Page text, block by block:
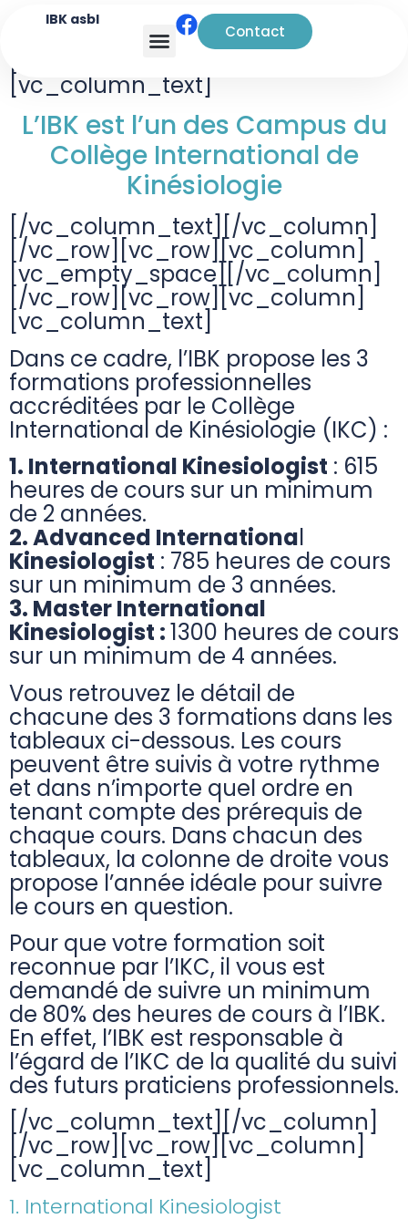
IBK asbl
Contact
[vc_row][vc_column]
[vc_column_text]
L’IBK est l’un des Campus du
Collège International de
Kinésiologie
[/vc_column_text][/vc_column]
[/vc_row][vc_row][vc_column]
[vc_empty_space][/vc_column]
[/vc_row][vc_row][vc_column]
[vc_column_text]
Dans ce cadre, l’IBK propose les 3
formations professionnelles
accréditées par le Collège
International de Kinésiologie (IKC) :
1. International Kinesiologist : 615
heures de cours sur un minimum
de 2 années.
2. Advanced International
Kinesiologist : 785 heures de cours
sur un minimum de 3 années.
3. Master International
Kinesiologist :1300 heures de cours
sur un minimum de 4 années.
Vous retrouvez le détail de
chacune des 3 formations dans les
tableaux ci-dessous. Les cours
peuvent être suivis à votre rythme
et dans n’importe quel ordre en
tenant compte des prérequis de
chaque cours. Dans chacun des
tableaux, la colonne de droite vous
propose l’année idéale pour suivre
le cours en question.
Pour que votre formation soit
reconnue par l’IKC, il vous est
demandé de suivre un minimum
de 80% des heures de cours à l’IBK.
En effet, l’IBK est responsable à
l’égard de l’IKC de la qualité du suivi
des futurs praticiens professionnels.
[/vc_column_text][/vc_column]
[/vc_row][vc_row][vc_column]
[vc_column_text]
1. International Kinesiologist